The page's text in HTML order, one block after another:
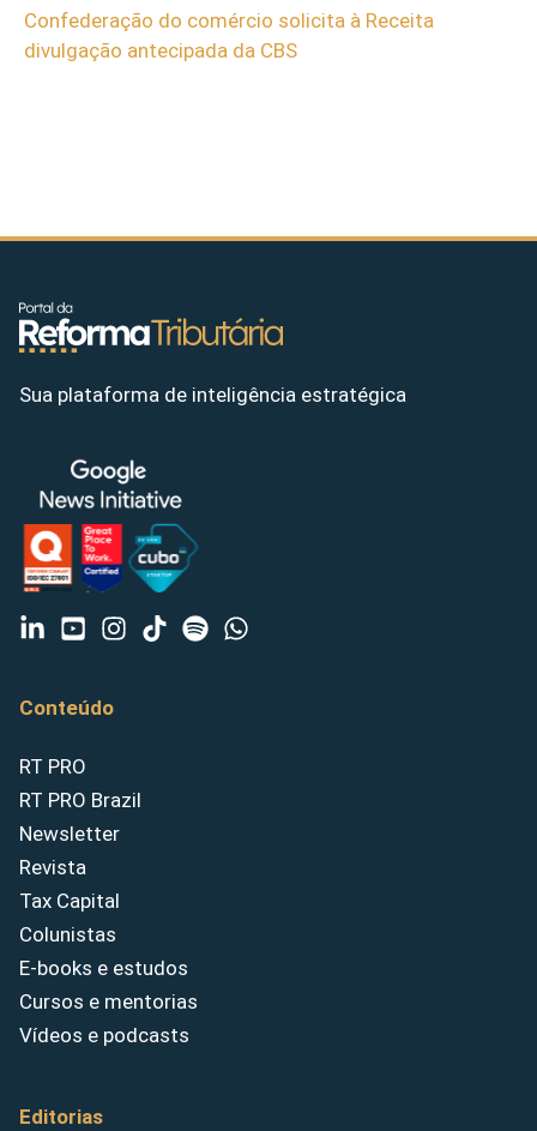
Confederação do comércio solicita à Receita
divulgação antecipada da CBS
Sua plataforma de inteligência estratégica
Conteúdo
RT PRO
RT PRO Brazil
Newsletter
Revista
Tax Capital
Colunistas
E-books e estudos
Cursos e mentorias
Vídeos e podcasts
Editorias